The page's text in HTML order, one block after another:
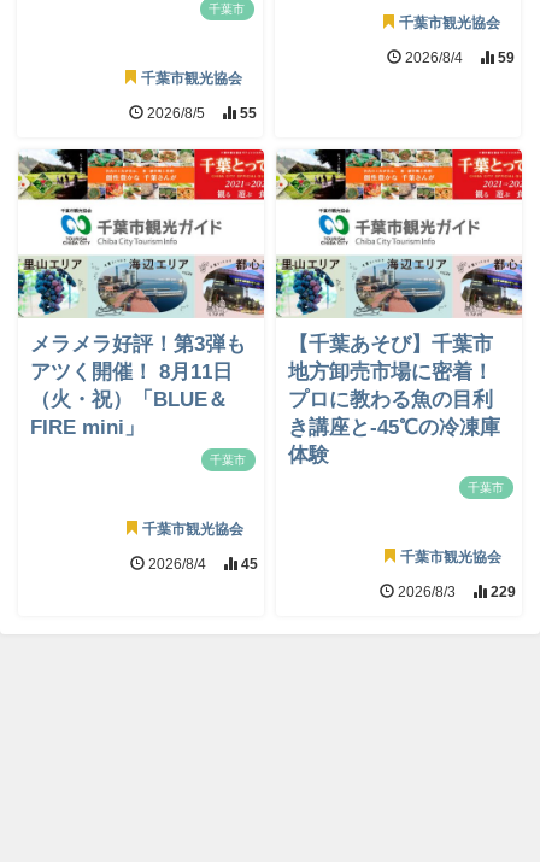
千葉市
千葉市観光協会
2026/8/5 55
千葉市観光協会
2026/8/4 59
メラメラ好評！第3弾も
アツく開催！ 8月11日
（火・祝）「BLUE＆
FIRE mini」
千葉市
千葉市観光協会
2026/8/4 45
【千葉あそび】千葉市
地方卸売市場に密着！
プロに教わる魚の目利
き講座と-45℃の冷凍庫
体験
千葉市
千葉市観光協会
2026/8/3 229